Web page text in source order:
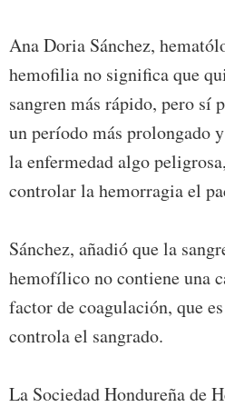
Ana Doria Sánchez,
hemofilia no significa que
sangren más rápido, pero sí
un período más prolongado
la enfermedad algo
controlar la hemorragia el
Sánchez, añadió que la
hemofílico no contiene una
factor de coagulación, que
controla el sangrado.
La Sociedad Hondureña de